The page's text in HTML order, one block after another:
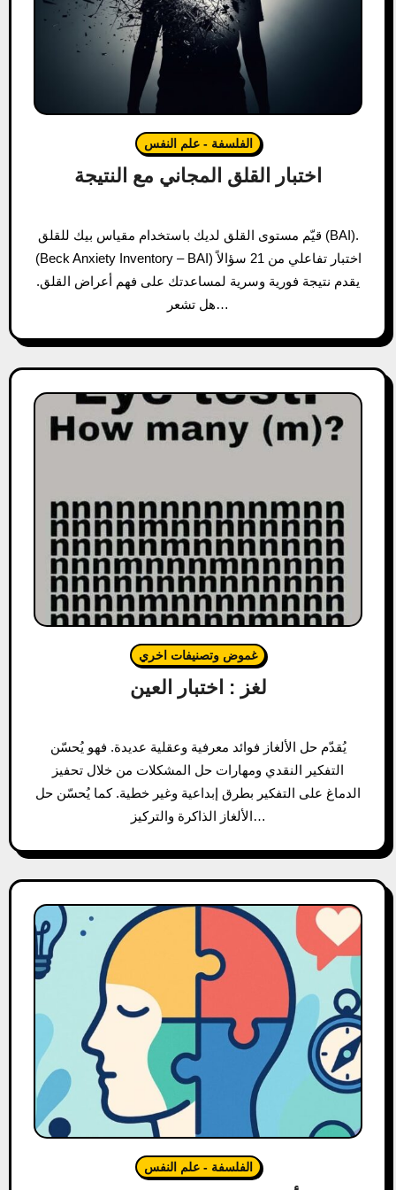
الفلسفة - علم النفس
اختبار القلق المجاني مع النتيجة
قيّم مستوى القلق لديك باستخدام مقياس بيك للقلق (BAI).
(Beck Anxiety Inventory – BAI) اختبار تفاعلي من 21 سؤالاً
يقدم نتيجة فورية وسرية لمساعدتك على فهم أعراض القلق.
هل تشعر…
غموض وتصنيفات اخري
لغز : اختبار العين
يُقدّم حل الألغاز فوائد معرفية وعقلية عديدة. فهو يُحسّن
التفكير النقدي ومهارات حل المشكلات من خلال تحفيز
الدماغ على التفكير بطرق إبداعية وغير خطية. كما يُحسّن حل
الألغاز الذاكرة والتركيز…
الفلسفة - علم النفس